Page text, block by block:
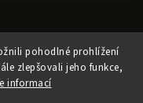
pohodlné prohlížení
zlepšovali jeho funkce,
informací